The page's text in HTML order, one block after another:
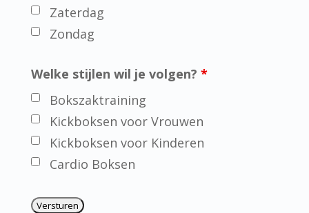
Zaterdag
Zondag
Welke stijlen wil je volgen? *
Bokszaktraining
Kickboksen voor Vrouwen
Kickboksen voor Kinderen
Cardio Boksen